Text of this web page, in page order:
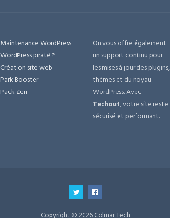
Maintenance WordPress
WordPress piraté ?
Création site web
Park Booster
Pack Zen
On vous offre également
un support continu pour
les mises à jour des plugins,
thèmes et du noyau
WordPress. Avec
Techout, votre site reste
sécurisé et performant.
Copyright © 2026 Colmar Tech